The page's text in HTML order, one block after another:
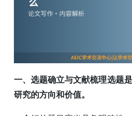
一、选题确立与文献梳理选题
研究的方向和价值。